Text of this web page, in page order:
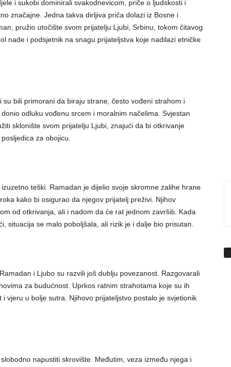
i sukobi dominirali svakodnevicom, priče o ljudskosti i
značajne. Jedna takva dirljiva priča dolazi iz Bosne i
pružio utočište svom prijatelju Ljubi, Srbinu, tokom čitavog
nade i podsjetnik na snagu prijateljstva koje nadilazi etničke
bili primorani da biraju strane, često vođeni strahom i
odluku vođenu srcem i moralnim načelima. Svjestan
sklonište svom prijatelju Ljubi, znajući da bi otkrivanje
za obojicu.
teški. Ramadan je dijelio svoje skromne zalihe hrane
kako bi osigurao da njegov prijatelj preživi. Njihov
od otkrivanja, ali i nadom da će rat jednom završiti. Kada
situacija se malo poboljšala, ali rizik je i dalje bio prisutan.
i Ljubo su razvili još dublju povezanost. Razgovarali
za budućnost. Uprkos ratnim strahotama koje su ih
vjeru u bolje sutra. Njihovo prijateljstvo postalo je svjetionik
napustiti skrovište. Međutim, veza između njega i